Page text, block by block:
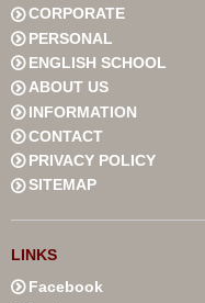
CORPORATE
PERSONAL
ENGLISH SCHOOL
ABOUT US
INFORMATION
CONTACT
PRIVACY POLICY
SITEMAP
LINKS
Facebook